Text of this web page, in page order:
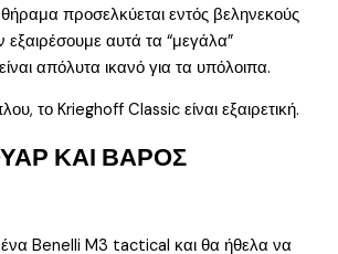
προσελκύεται εντός βεληνεκούς
εξαιρέσουμε αυτά τα “μεγάλα”
απόλυτα ικανό για τα υπόλοιπα.
το Krieghoff Classic είναι εξαιρετική.
ΚΑΙ ΒΑΡΟΣ
Benelli M3 tactical και θα ήθελα να